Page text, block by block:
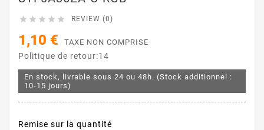
     REVIEW (0)
1,10 € TAXE NON COMPRISE
Politique de retour:14
En stock, livrable sous 24 ou 48h. (Stock additionnel :
10-15 jours)
Remise sur la quantité